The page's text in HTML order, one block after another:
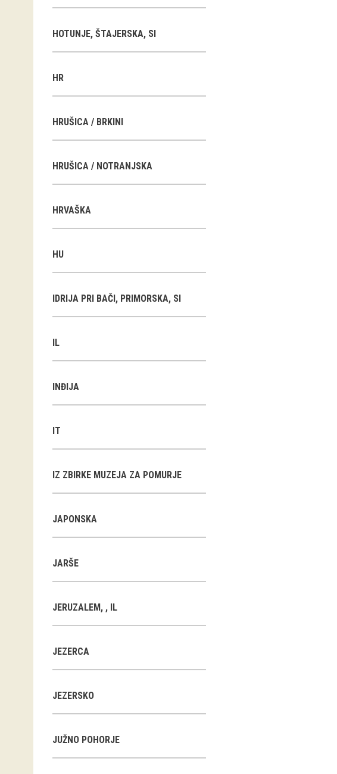
HOTUNJE, ŠTAJERSKA, SI
HR
HRUŠICA / BRKINI
HRUŠICA / NOTRANJSKA
HRVAŠKA
HU
IDRIJA PRI BAČI, PRIMORSKA, SI
IL
INĐIJA
IT
IZ ZBIRKE MUZEJA ZA POMURJE
JAPONSKA
JARŠE
JERUZALEM, , IL
JEZERCA
JEZERSKO
JUŽNO POHORJE